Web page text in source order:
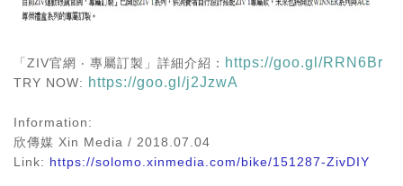
「ZIV官網 ‧ 專屬訂製」詳細介紹： https://goo.gl/RRN6Br
TRY NOW: https://goo.gl/j2JzwA
Information:
欣傳媒 Xin Media / 2018.07.04
Link: https://solomo.xinmedia.com/bike/151287-ZivDIY